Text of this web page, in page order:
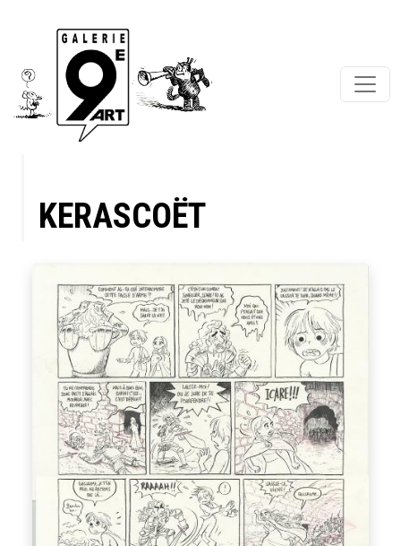
KERASCOËT